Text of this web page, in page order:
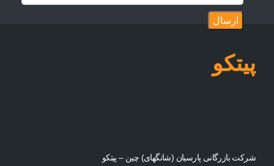
ارسال
پیتکو
شرکت بازرگانی پارسیان (شانگهای) چین – پیتکو